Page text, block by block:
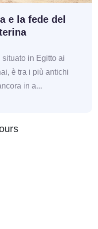
e la fede del
situato in Egitto ai
è tra i più antichi
in a...